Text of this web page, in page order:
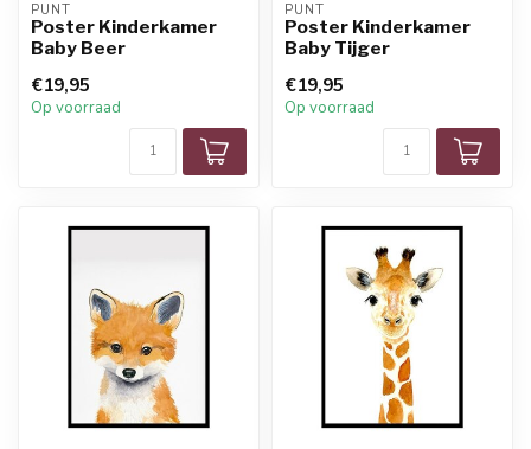
PUNT
Poster Kinderkamer
Baby Beer
€19,95
Op voorraad
PUNT
Poster Kinderkamer
Baby Tijger
€19,95
Op voorraad